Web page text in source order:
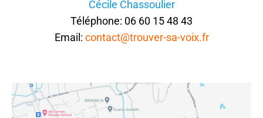
Cécile Chassoulier
Téléphone: 06 60 15 48 43
Email: contact@trouver-sa-voix.fr